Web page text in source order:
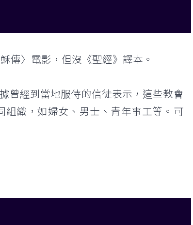
傳〉電影，但沒《聖經》譯本。
曾經到當地服侍的信徒表示，這些教會
織，如婦女、男士、青年事工等。可